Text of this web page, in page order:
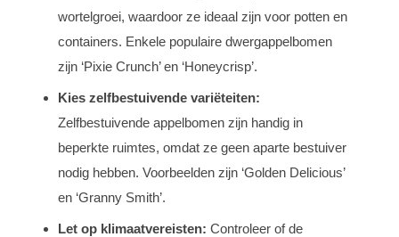
wortelgroei, waardoor ze ideaal zijn voor potten en
containers. Enkele populaire dwergappelbomen
zijn ‘Pixie Crunch’ en ‘Honeycrisp’.
Kies zelfbestuivende variëteiten:
Zelfbestuivende appelbomen zijn handig in
beperkte ruimtes, omdat ze geen aparte bestuiver
nodig hebben. Voorbeelden zijn ‘Golden Delicious’
en ‘Granny Smith’.
Let op klimaatvereisten: Controleer of de